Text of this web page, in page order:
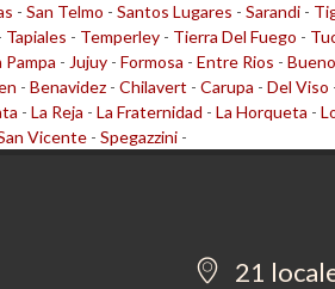
- San Telmo - Santos Lugares - Sarandi -
Tapiales - Temperley - Tierra Del Fuego -
Pampa - Jujuy - Formosa - Entre Rios -
- Benavidez - Chilavert - Carupa - Del Viso
- La Reja - La Fraternidad - La Horqueta -
Vicente - Spegazzini -
21